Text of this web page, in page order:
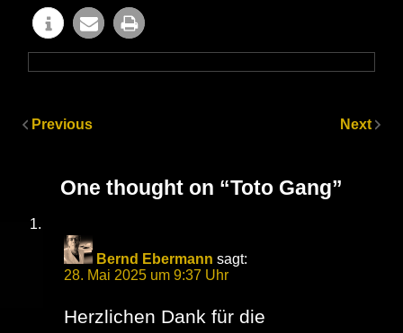
Previous Next
One thought on “Toto Gang”
Bernd Ebermann sagt:
28. Mai 2025 um 9:37 Uhr
Herzlichen Dank für die